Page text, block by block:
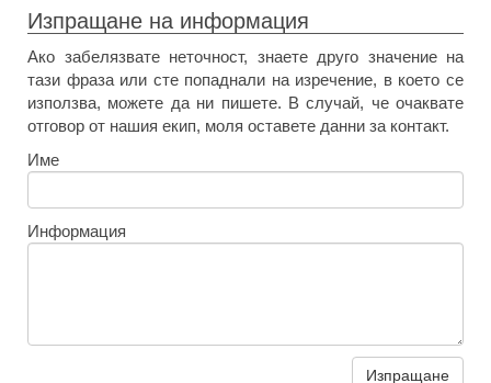
Изпращане на информация
Ако забелязвате неточност, знаете друго значение на
тази фраза или сте попаднали на изречение, в което се
използва, можете да ни пишете. В случай, че очаквате
отговор от нашия екип, моля оставете данни за контакт.
Име
Информация
Изпращане